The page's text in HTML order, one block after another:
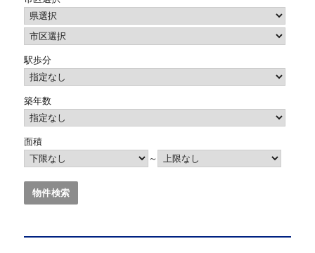
駅歩分
築年数
面積
～